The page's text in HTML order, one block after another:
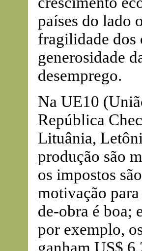
países do lado
fragilidade dos
generosidade
desemprego.
Na UE10
República
Lituânia,
produção são
os impostos
motivação
de-obra é boa;
por exemplo,